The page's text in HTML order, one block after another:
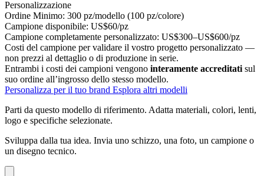
Personalizzazione
Ordine Minimo: 300 pz/modello (100 pz/colore)
Campione disponibile: US$60/pz
Campione completamente personalizzato: US$300–US$600/pz
Costi del campione per validare il vostro progetto personalizzato —
non prezzi al dettaglio o di produzione in serie.
Entrambi i costi dei campioni vengono interamente accreditati sul
suo ordine all’ingrosso dello stesso modello.
Personalizza per il tuo brand Esplora altri modelli
Parti da questo modello di riferimento. Adatta materiali, colori, lenti,
logo e specifiche selezionate.
Sviluppa dalla tua idea. Invia uno schizzo, una foto, un campione o
un disegno tecnico.